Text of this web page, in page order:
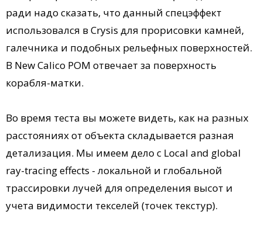
ради надо сказать, что данный спецэффект
использовался в Crysis для прорисовки камней,
галечника и подобных рельефных поверхностей.
В New Calico POM отвечает за поверхность
корабля-матки.
Во время теста вы можете видеть, как на разных
расстояниях от объекта складывается разная
детализация. Мы имеем дело с Local and global
ray-tracing effects - локальной и глобальной
трассировки лучей для определения высот и
учета видимости текселей (точек текстур).